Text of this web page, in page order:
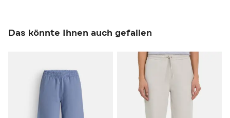
Das könnte Ihnen auch gefallen